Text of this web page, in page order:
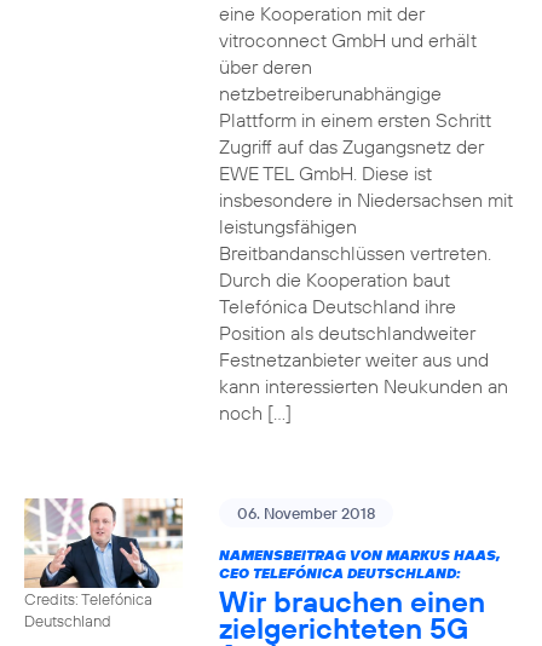
eine Kooperation mit der
vitroconnect GmbH und erhält
über deren
netzbetreiberunabhängige
Plattform in einem ersten Schritt
Zugriff auf das Zugangsnetz der
EWE TEL GmbH. Diese ist
insbesondere in Niedersachsen mit
leistungsfähigen
Breitbandanschlüssen vertreten.
Durch die Kooperation baut
Telefónica Deutschland ihre
Position als deutschlandweiter
Festnetzanbieter weiter aus und
kann interessierten Neukunden an
noch […]
Credits: Telefónica
Deutschland
06. November 2018
NAMENSBEITRAG VON MARKUS HAAS,
CEO TELEFÓNICA DEUTSCHLAND:
Wir brauchen einen
zielgerichteten 5G